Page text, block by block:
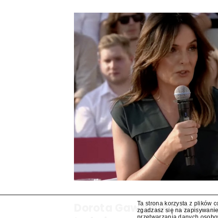
Dorota GawrylukTa strona korzysta z plików
zgadzasz się na